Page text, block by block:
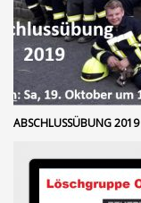
ABSCHLUSSÜBUNG 2019